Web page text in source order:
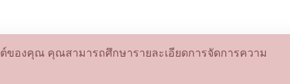
ของคุณ คุณสามารถศึกษารายละเอียดการจัดการความ